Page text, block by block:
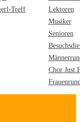
Treff
Lektoren
Musiker
Senioren
Chor Just